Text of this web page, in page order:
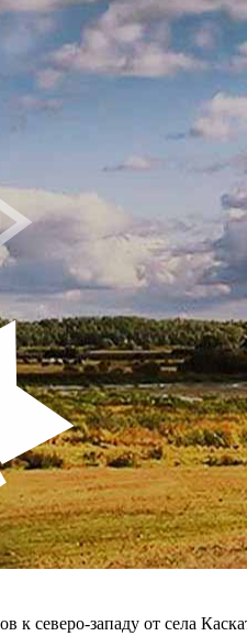
к северо-западу от села